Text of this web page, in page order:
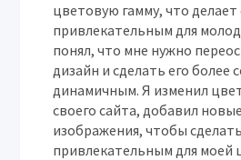
цветовую гамму, что делает
привлекательным для
понял, что мне нужно
дизайн и сделать его более
динамичным. Я изменил
своего сайта, добавил
изображения, чтобы
привлекательным для моей